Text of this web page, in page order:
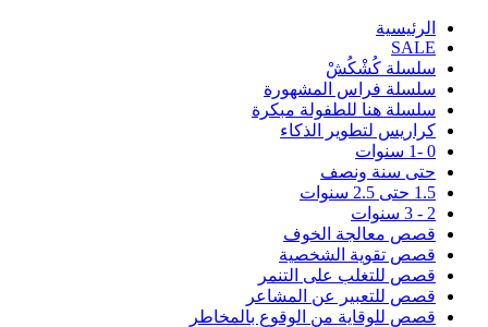
اﻟﺮﺋﻴﺴﻴﺔ
SALE
سلسلة كُشْكُشْ
سلسلة فراس المشهورة
سلسلة هنا للطفولة مبكرة
كراريس لتطوير الذكاء
0 -1 سنوات
حتى سنة ونصف
1.5 حتى 2.5 سنوات
2 - 3 سنوات
قصص معالجة الخوف
قصص تقوية الشخصية
قصص للتغلب على التنمر
قصص للتعبير عن المشاعر
قصص للوقاية من الوقوع بالمخاطر